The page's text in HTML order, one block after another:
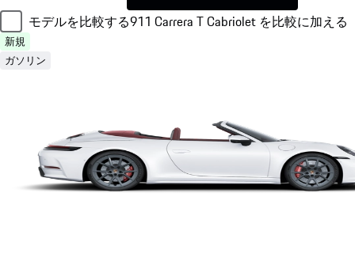
モデルを比較する911 Carrera T Cabriolet を比較に加える
新規
ガソリン